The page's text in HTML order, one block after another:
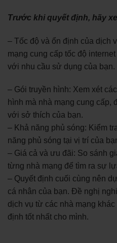
Trước khi quyết định, hãy
– Tốc độ và ổn định của dịch
mạng cung cấp tốc độ
với nhu cầu sử dụng của bạn.
– Gói truyền hình: Xem xét
hình mà nhà mạng cung cấp,
với sở thích của bạn.
– Khả năng phủ sóng: Kiểm
năng phủ sóng tại vị trí của
– Giá cả và ưu đãi: So sánh
từng nhà mạng để tìm ra sự
– Quyết định cuối cùng nên
cá nhân của bạn. Đề nghị
dịch vụ từ các nhà mạng
định tốt nhất cho mình.